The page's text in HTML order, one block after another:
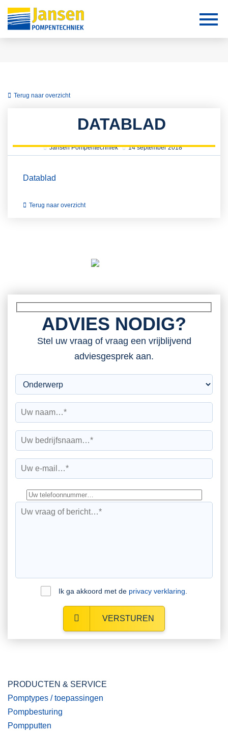
Terug naar overzicht
DATABLAD
Jansen Pompentechniek 14 september 2018
Datablad
Terug naar overzicht
ADVIES NODIG?
Stel uw vraag of vraag een vrijblijvend
adviesgesprek aan.
Ik ga akkoord met de privacy verklaring
VERSTUREN
PRODUCTEN & SERVICE
Pomptypes / toepassingen
Pompbesturing
Pompputten